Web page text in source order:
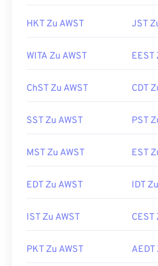
HKT Zu AWST JST
WITA Zu AWST EEST
ChST Zu AWST CDT
SST Zu AWST PST
MST Zu AWST EST
EDT Zu AWST IDT
IST Zu AWST CEST
PKT Zu AWST AEDT